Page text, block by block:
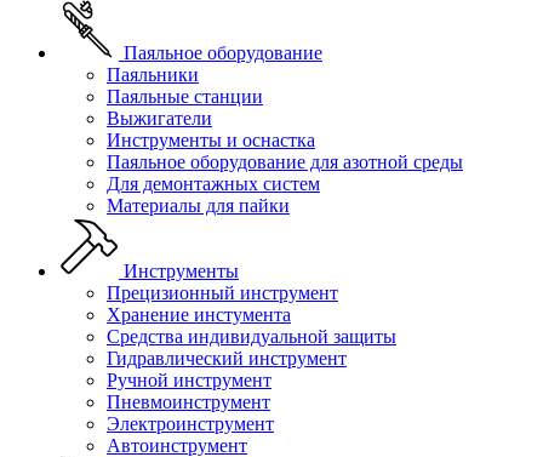
Паяльное оборудование
Паяльники
Паяльные станции
Выжигатели
Инструменты и оснастка
Паяльное оборудование для азотной среды
Для демонтажных систем
Материалы для пайки
Инструменты
Прецизионный инструмент
Хранение инстумента
Средства индивидуальной защиты
Гидравлический инструмент
Ручной инструмент
Пневмоинструмент
Электроинструмент
Автоинструмент